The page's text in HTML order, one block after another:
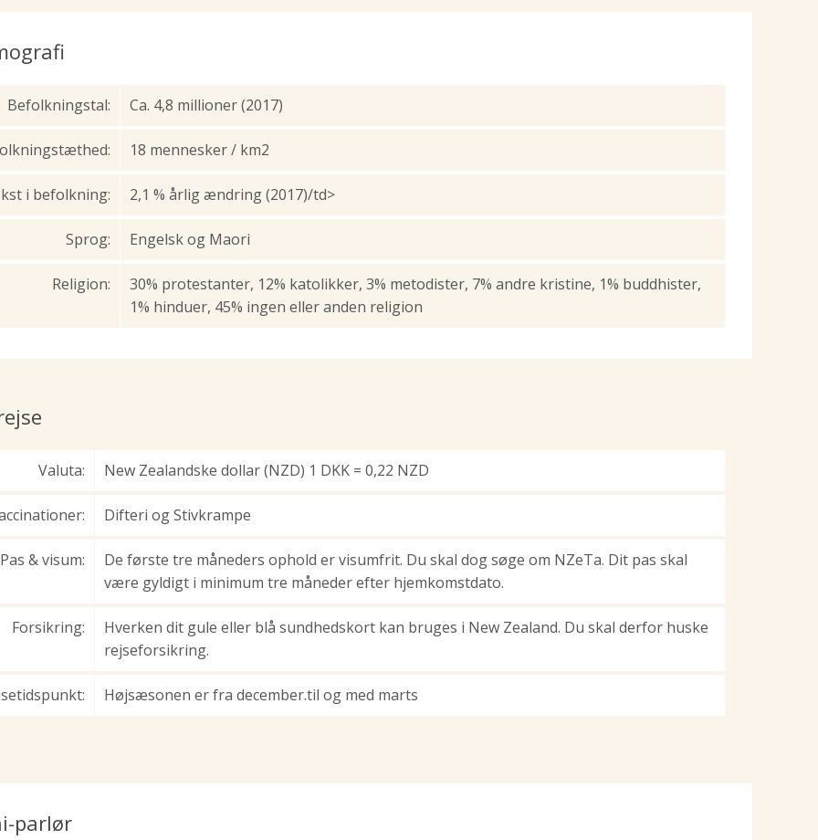
Befolkningstal: Ca. 4,8 millioner (2017)
18 mennesker / km2
i befolkning: 2,1 % årlig ændring (2017)/td>
Sprog: Engelsk og Maori
Religion:
30% protestanter, 12% katolikker, 3% metodister, 7% andre kristine, 1% buddhister,
1% hinduer, 45% ingen eller anden religion
Valuta: New Zealandske dollar (NZD) 1 DKK = 0,22 NZD
Difteri og Stivkrampe
Pas & visum:
De første tre måneders ophold er visumfrit. Du skal dog søge om NZeTa. Dit pas skal
være gyldigt i minimum tre måneder efter hjemkomstdato.
Forsikring:
Hverken dit gule eller blå sundhedskort kan bruges i New Zealand. Du skal derfor huske
rejseforsikring.
Højsæsonen er fra december.til og med marts
parlør